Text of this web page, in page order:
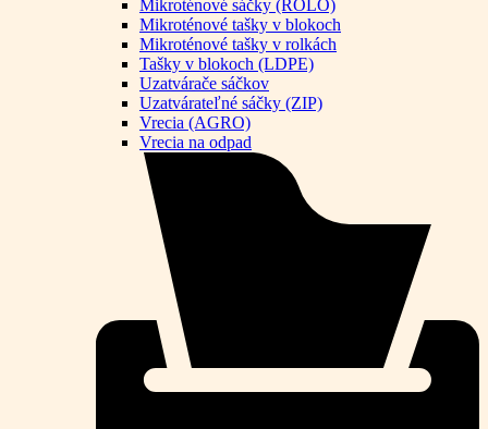
Mikroténové sáčky (ROLO)
Mikroténové tašky v blokoch
Mikroténové tašky v rolkách
Tašky v blokoch (LDPE)
Uzatvárače sáčkov
Uzatvárateľné sáčky (ZIP)
Vrecia (AGRO)
Vrecia na odpad